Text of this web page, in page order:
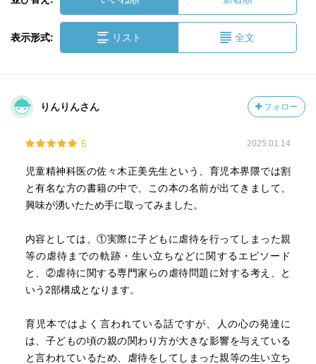
表示形式: リスト 全文
りんりんさん フォロー
5 2025.01.14
児童精神科医の佐々木正美先生という、育児本界隈では割
と有名な方の書籍の中で、この本の名前が出てきまして、
興味が湧いたため手に取ってみました。
内容としては、①実際に子どもに虐待を行ってしまった親
等の虐待までの軌跡・生い立ちなどに関するエピソード
と、②虐待に関する専門家らの虐待問題に対する考え、と
いう2部構成となります。
育児本ではよく言われている話ですが、人の心の発達に
は、子どもの頃の親の関わり方が大きな影響を与えている
と言われているため、虐待をしてしまった親等の生い立ち